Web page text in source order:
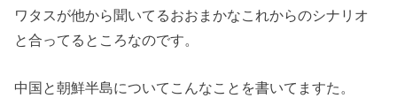
ワタスが他から聞いてるおおまかなこれからのシナリオ
と合ってるところなのです。
中国と朝鮮半島についてこんなことを書いてますた。